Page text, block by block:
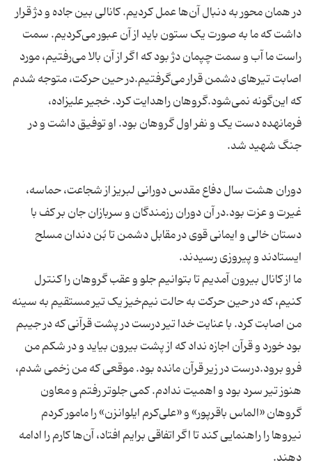
در همان محور به دنبال آن‌ها عمل کردیم. کانالی بین جاده و دژ قرار
داشت که ما به صورت یک ستون باید از آن عبور می‌کردیم. سمت
راست ما آب و سمت چپمان دژ بود که اگر از آن بالا می‌رفتیم، مورد
اصابت تیرهای دشمن قرار می‌گرفتیم.در حین حرکت، متوجه شدم
که این‌گونه نمی‌شود.گروهان راهدایت کرد. خجیر علیزاده،
فرمانهده دست یک و نفر اول گروهان بود. او توفیق داشت و در
دوران هشت سال دفاع مقدس دورانی لبریز از شجاعت، حماسه،
غیرت و عزت بود.در آن دوران رزمندگان و سربازان جان بر کف با
دستان خالی و ایمانی قوی در مقابل دشمن تا بُن دندان مسلح
ما از کانال بیرون آمدیم تا بتوانیم جلو و عقب گروهان را کنترل
کنیم، که در حین حرکت به حالت نیم‌خیز یک تیر مستقیم به سینه
من اصابت کرد. با عنایت خدا تیر درست در پشت قرآنی که در جیبم
بود خورد و قرآن اجازه نداد که از پشت بیرون بیاید و در شکم من
فرو برود.درست در زیر قرآن مانده بود. موقعی که من زخمی شدم،
هنوز تیر سرد بود و اهمیت ندادم. کمی جلوتر رفتم و معاون
گروهان «الماس باقرپور» و «علی‌کرم ایلوانزن» را مامور کردم
نیروها را راهنمایی کند تا اگر اتفاقی برایم افتاد، آن‌ها کارم را ادامه